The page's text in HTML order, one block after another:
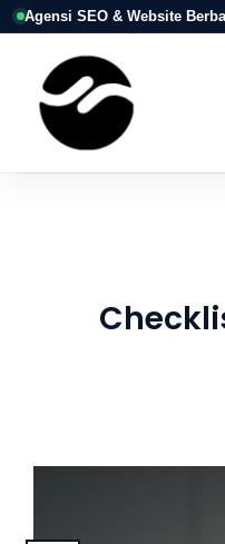
Skip
content
Agensi SEO & Website